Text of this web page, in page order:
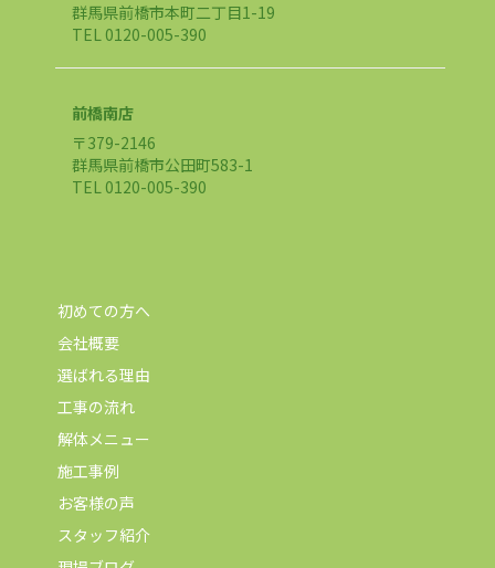
群馬県前橋市本町二丁目1-19
TEL 0120-005-390
前橋南店
〒379-2146
群馬県前橋市公田町583-1
TEL 0120-005-390
初めての方へ
会社概要
選ばれる理由
工事の流れ
解体メニュー
施工事例
お客様の声
スタッフ紹介